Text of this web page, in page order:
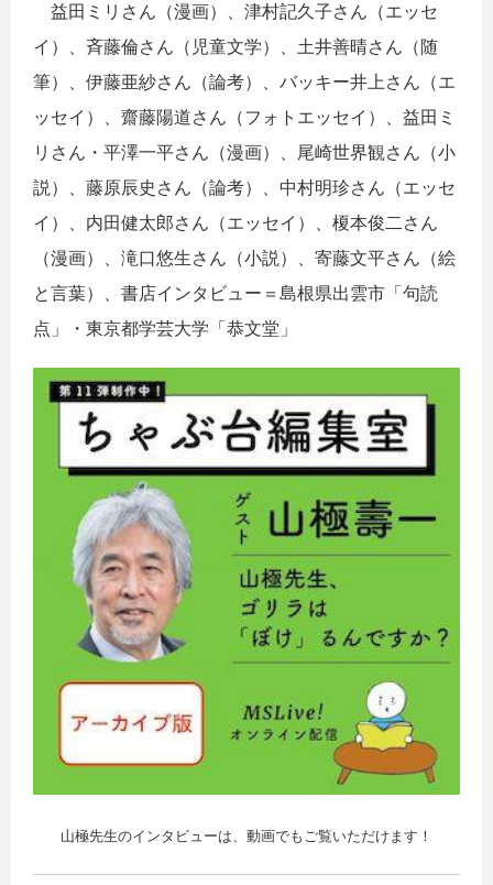
益田ミリさん（漫画）、津村記久子さん（エッセ
イ）、斉藤倫さん（児童文学）、土井善晴さん（随
筆）、伊藤亜紗さん（論考）、バッキー井上さん（エ
ッセイ）、齋藤陽道さん（フォトエッセイ）、益田ミ
リさん・平澤一平さん（漫画）、尾崎世界観さん（小
説）、藤原辰史さん（論考）、中村明珍さん（エッセ
イ）、内田健太郎さん（エッセイ）、榎本俊二さん
（漫画）、滝口悠生さん（小説）、寄藤文平さん（絵
と言葉）、書店インタビュー＝島根県出雲市「句読
点」・東京都学芸大学「恭文堂」
山極先生のインタビューは、動画でもご覧いただけます！